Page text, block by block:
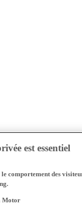
est essentiel
comportement des
Motor